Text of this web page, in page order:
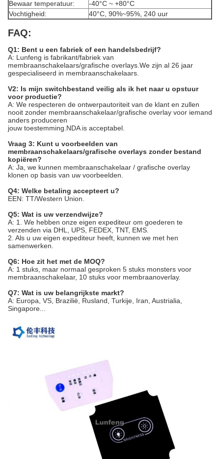
Bewaar temperatuur:
-40°C ~ +80°C
Vochtigheid:
40°C, 90%~95%, 240 uur
FAQ:
Q1: Bent u een fabriek of een handelsbedrijf?
A: Lunfeng is fabrikant/fabriek van
membraanschakelaars/grafische overlays.We zijn al 26 jaar
gespecialiseerd in membraanschakelaars.
V2: Is mijn switchbestand veilig als ik het naar u opstuur
voor productie?
A: We respecteren de ontwerpautoriteit van de klant en zullen
nooit zonder membraanschakelaar/grafische overlay voor iemand
anders produceren
jouw toestemming.NDA is acceptabel.
Vraag 3: Kunt u voorbeelden van
membraanschakelaars/grafische overlays zonder bestand
kopiëren?
A: Ja, we kunnen membraanschakelaar / grafische overlay
klonen op basis van uw voorbeelden.
Q4: Welke betaling accepteert u?
EEN: TT/Western Union.
Q5: Wat is uw verzendwijze?
A: 1. We hebben onze eigen expediteur om goederen te
verzenden via DHL, UPS, FEDEX, TNT, EMS.
2. Als u uw eigen expediteur heeft, kunnen we met hen
samenwerken.
Q6: Hoe zit het met de MOQ?
A: 1 stuks, maar normaal gesproken 5 stuks monsters voor
membraanschakelaar, 10 stuks voor membraanoverlay.
Q7: Wat is uw belangrijkste markt?
A: Europa, VS, Brazilië, Rusland, Turkije, Iran, Austrialia,
Singapore...